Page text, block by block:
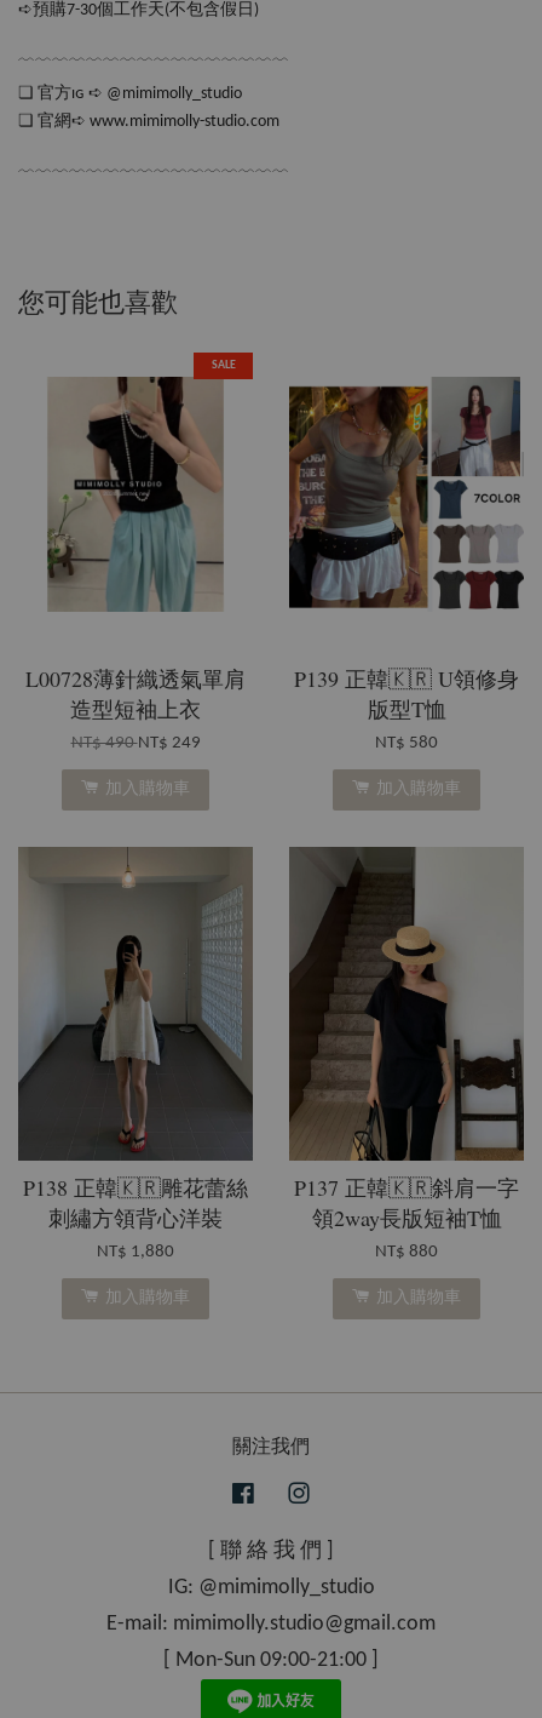
➪預購7-30個工作天(不包含假日‪‪)
﹋﹋﹋﹋﹋﹋﹋﹋﹋﹋﹋﹋﹋﹋﹋﹋
❏ 官方ɪɢ ➪ @mimimolly_studio
❏ 官網➪ www.mimimolly-studio.com
﹋﹋﹋﹋﹋﹋﹋﹋﹋﹋﹋﹋﹋﹋﹋﹋
您可能也喜歡
SALE
L00728薄針織透氣單肩
造型短袖上衣
NT$ 490NT$ 249
加入購物車
P139 正韓🇰🇷 U領修身
版型T恤
NT$ 580
加入購物車
P138 正韓🇰🇷雕花蕾絲
刺繡方領背心洋裝
NT$ 1,880
加入購物車
P137 正韓🇰🇷斜肩一字
領2way長版短袖T恤
NT$ 880
加入購物車
關注我們
Facebook
[ 聯 絡 我 們 ]
IG: @mimimolly_studio
E-mail: mimimolly.studio@gmail.com
[ Mon-Sun 09:00-21:00 ]